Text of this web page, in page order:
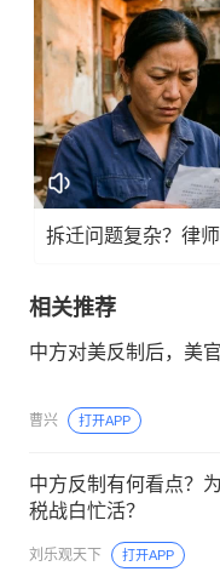
拆迁问题复杂？律
相关推荐
中方对美反制后，美
曹兴 打开APP
中方反制有何看点？
税战白忙活？
刘乐观天下 打开APP